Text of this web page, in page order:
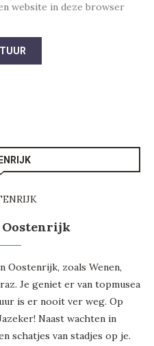
website in deze browser
Oostenrijk, zoals Wenen,
Je geniet er van topmusea
is er nooit ver weg. Op
Naast wachten in
schatjes van stadjes op je.